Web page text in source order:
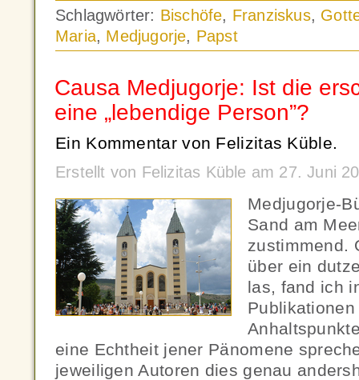
Schlagwörter: Bischöfe, Franziskus,
Maria, Medjugorje, Papst
Causa Medjugorje: Ist die
eine „lebendige Person”?
Ein Kommentar von Felizitas Küble.
Erstellt von Felizitas Küble am 27. Juni
Medjugorje-
Sand am
zustimmend.
über ein
las, fand ich
eine Echtheit jener Pänomene
jeweiligen Autoren dies genau